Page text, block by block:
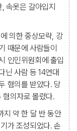
속옷은 갈아입지
의한 중상모략, 강
때문에 사람들이
인민위원회에 출입
닌 사람 등 14연대
혐의를 받았다. 당
혐의자로 몰렸다.
지 약 한 달 반 동안
가 조성되었다. 손